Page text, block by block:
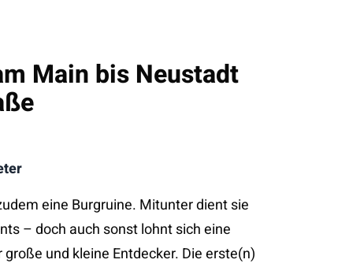
Main bis Neustadt
eine Burgruine. Mitunter dient sie
– doch auch sonst lohnt sich eine
und kleine Entdecker. Die erste(n)